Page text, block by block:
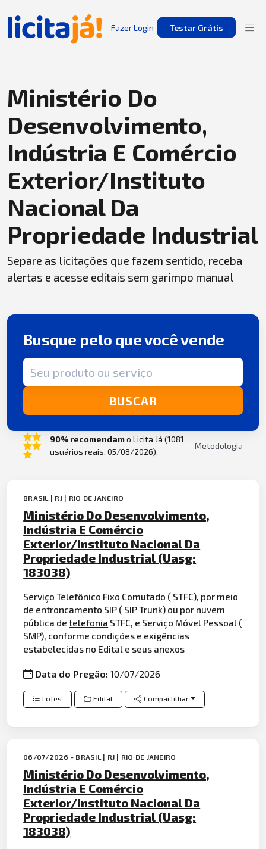
Fazer Login Testar Grátis
Ministério Do
Desenvolvimento,
Indústria E Comércio
Exterior/Instituto
Nacional Da
Propriedade Industrial
Separe as licitações que fazem sentido, receba
alertas e acesse editais sem garimpo manual
Busque pelo que você vende
Termo de busca
BUSCAR
90% recomendamo Licita Já (1081
usuários reais, 05/08/2026).
Metodologia
BRASIL | RJ | RIO DE JANEIRO
Ministério Do Desenvolvimento,
Indústria E Comércio
Exterior/Instituto Nacional Da
Propriedade Industrial (Uasg:
183038)
Serviço Telefônico Fixo Comutado ( STFC), por meio
de entroncamento SIP ( SIP Trunk) ou por nuvem
pública detelefonia STFC, e Serviço Móvel Pessoal (
SMP), conforme condições e exigências
estabelecidas no Edital e seus anexos
Data do Pregão:10/07/2026
Lotes Edital Compartilhar
06/07/2026 - BRASIL | RJ | RIO DE JANEIRO
Ministério Do Desenvolvimento,
Indústria E Comércio
Exterior/Instituto Nacional Da
Propriedade Industrial (Uasg:
183038)